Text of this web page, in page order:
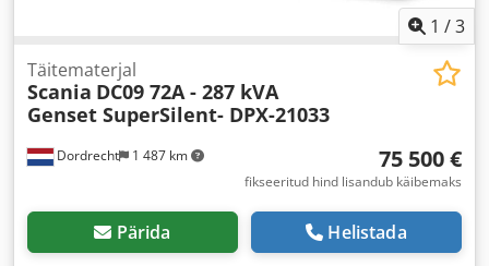
1 /3
Dordrecht 1 487 km
Täitematerjal
Scania DC09 72A - 287 kVA
Genset SuperSilent- DPX-21033
75 500 €
fikseeritud hind lisandub käibemaks
Pärida Helistada